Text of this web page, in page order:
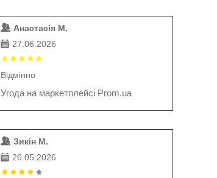
Анастасія М.
27.06.2026
Відмінно
Угода на маркетплейсі Prom.ua
Зикін М.
26.05.2026